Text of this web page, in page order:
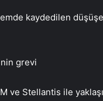
kaydedilen
grevi
ve Stellantis ile